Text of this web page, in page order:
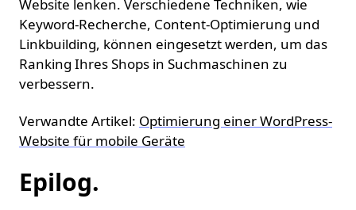
Website lenken. Verschiedene Techniken, wie
Keyword-Recherche, Content-Optimierung und
Linkbuilding, können eingesetzt werden, um das
Ranking Ihres Shops in Suchmaschinen zu
verbessern.
Verwandte Artikel: Optimierung einer WordPress-
Website für mobile Geräte
Epilog.